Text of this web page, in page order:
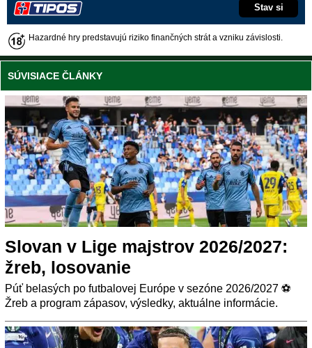
Stav si
Hazardné hry predstavujú riziko finančných strát a vzniku závislosti.
SÚVISIACE ČLÁNKY
Slovan v Lige majstrov 2026/2027:
žreb, losovanie
Púť belasých po futbalovej Európe v sezóne 2026/2027 ⚽
Žreb a program zápasov, výsledky, aktuálne informácie.